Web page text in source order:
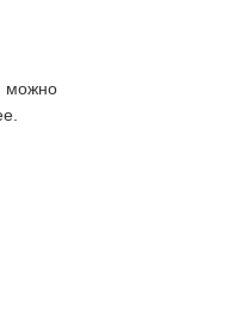
можно